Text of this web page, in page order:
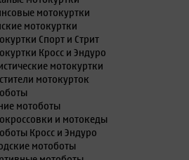
мотокуртки
мотокуртки
Спорт и Стрит
Кросс и Эндуро
мотокуртки
мотокурток
мотоботы
и мотокеды
Кросс и Эндуро
мотоботы